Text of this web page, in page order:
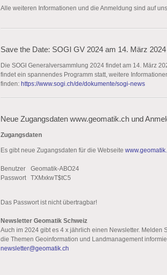
Alle weiteren Informationen und die Anmeldung sind auf
Save the Date: SOGI GV 2024 am 14. März
Die SOGI Generalversammlung 2024 findet am 14. März
findet ein spannendes Programm statt, weitere
finden: https://www.sogi.ch/de/dokumente/sogi-news
Neue Zugangsdaten www.geomatik.ch und
Zugangsdaten
Es gibt neue Zugangsdaten für die Webseite
Benutzer
Geomatik-ABO24
Passwort TXMxkwT$tC5
Das Passwort ist nicht übertragbar!
Newsletter Geomatik Schweiz
Auch im 2024 gibt es 4 x jährlich einen Newsletter.
die Themen Geoinformation und Landmanagement
newsletter@geomatik.ch